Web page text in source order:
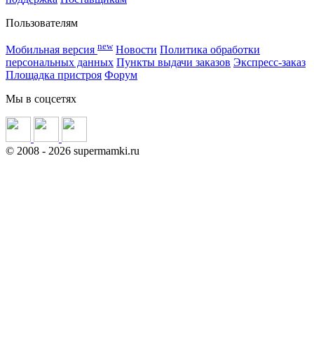
Пользователям
Мобильная версия new Новости Политика обработки
персональных данных Пункты выдачи заказов Экспресс-заказ
Площадка пристроя Форум
Мы в соцсетях
© 2008 - 2026 supermamki.ru